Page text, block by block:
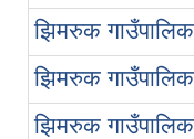
झिमरुक
झिमरुक
झिमरुक